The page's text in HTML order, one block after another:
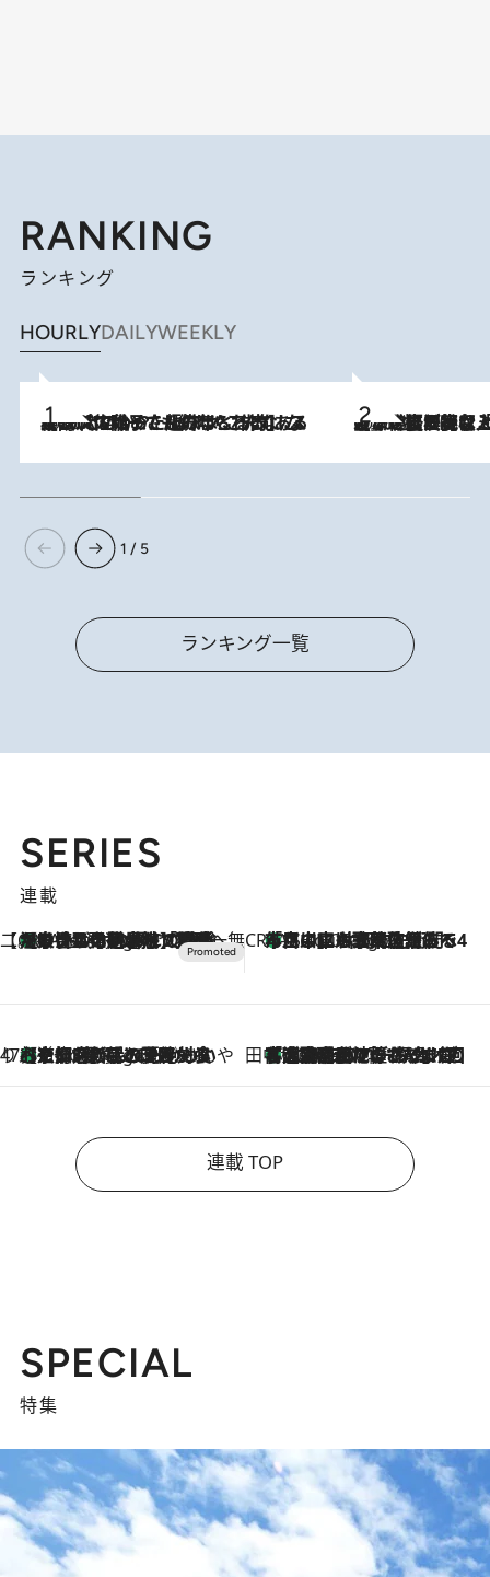
RANKING
ランキング
HOURLYDAILYWEEKLY
2026.8.5
【阿川佐和子さんの年とる力】なぜ70代で始めた趣味は“こんなに楽しい”のか？ ピアノ、俳句…スランプに陥っても続けられる“ある秘訣”とは 2026.8.5
【なぜ吉沢亮は「気配を消せる」のか？】興行収入208億の『国宝』を経て挑むミュージカル『ディア・エヴァン・ハンセン』。トップ俳優が舞台上でさらけ出した“孤独”とは
1 / 5
ランキング一覧
SERIES
連載
【CREA×星野リゾート】唯一無二。癒しと発見が待つ場所へ
5 Hours Ago
【トンボの足水浴】ヒノキの香りに包まれて涼感マックス！約13℃の湧水かけ流しを避暑地「星野温泉 トンボの湯」で体験 CREA'S CHOICE
7 Hours Ago
「立川にも歌舞伎があるんだよ」 片岡仁左衛門・市川中車ら豪華座組みで4年目の立川立飛歌舞伎へ
47都道府県の手みやげ ひんやりスイーツで夏を満喫
7 Hours Ago
【京都府】この夏絶対食べたい 冷やしておいしいおやつ3選 ひと口目から心を掴む新緑のテリーヌ 田中稲の勝手に再ブーム
2026.8.7
「湘南乃風に憧れて」観客大盛上がりの“タオル回し”に、ラッパー顔負けの高速歌唱まで…さだまさし（74）のアグレッシブすぎる現在地
連載 TOP
SPECIAL
特集